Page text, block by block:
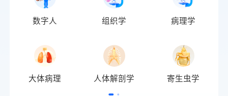
数字人 组织学 病理学
大体病理 人体解剖学 寄生虫学